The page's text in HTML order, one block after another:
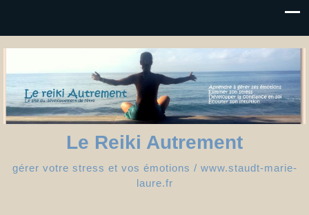
Le Reiki Autrement
gérer votre stress et vos émotions / www.staudt-marie-
laure.fr